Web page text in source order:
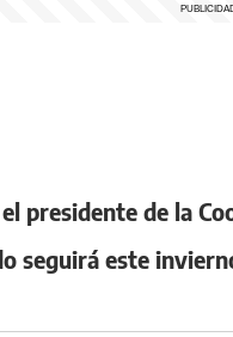
presidente de la
seguirá este